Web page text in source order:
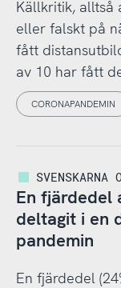
Källkritik, alltså
eller falskt på
fått
av 10 har fått
CORONAPANDEMIN
En fjärdedel
deltagit i en
pandemin
En fjärdedel